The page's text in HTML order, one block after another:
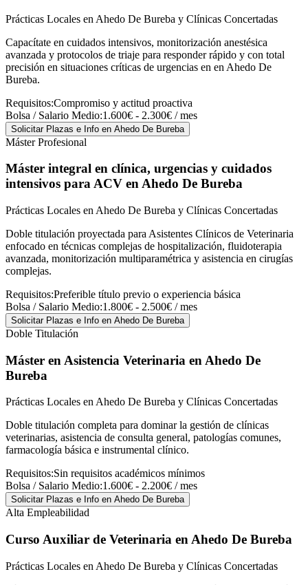
Prácticas Locales en Ahedo De Bureba y Clínicas Concertadas
Capacítate en cuidados intensivos, monitorización anestésica
avanzada y protocolos de triaje para responder rápido y con total
precisión en situaciones críticas de urgencias en en Ahedo De
Bureba.
Requisitos:Compromiso y actitud proactiva
Bolsa / Salario Medio:1.600€ - 2.300€ / mes
Solicitar Plazas e Info en Ahedo De Bureba
Máster Profesional
Máster integral en clínica, urgencias y cuidados
intensivos para ACV en Ahedo De Bureba
Prácticas Locales en Ahedo De Bureba y Clínicas Concertadas
Doble titulación proyectada para Asistentes Clínicos de Veterinaria
enfocado en técnicas complejas de hospitalización, fluidoterapia
avanzada, monitorización multiparamétrica y asistencia en cirugías
complejas.
Requisitos:Preferible título previo o experiencia básica
Bolsa / Salario Medio:1.800€ - 2.500€ / mes
Solicitar Plazas e Info en Ahedo De Bureba
Doble Titulación
Máster en Asistencia Veterinaria en Ahedo De
Bureba
Prácticas Locales en Ahedo De Bureba y Clínicas Concertadas
Doble titulación completa para dominar la gestión de clínicas
veterinarias, asistencia de consulta general, patologías comunes,
farmacología básica e instrumental clínico.
Requisitos:Sin requisitos académicos mínimos
Bolsa / Salario Medio:1.600€ - 2.200€ / mes
Solicitar Plazas e Info en Ahedo De Bureba
Alta Empleabilidad
Curso Auxiliar de Veterinaria en Ahedo De Bureba
Prácticas Locales en Ahedo De Bureba y Clínicas Concertadas